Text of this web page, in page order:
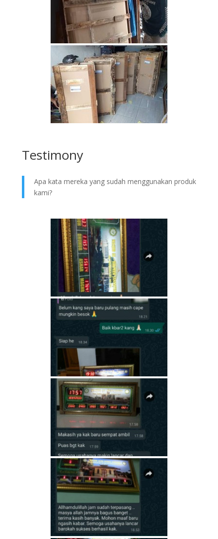
Testimony
Apa kata mereka yang sudah menggunakan produk
kami?